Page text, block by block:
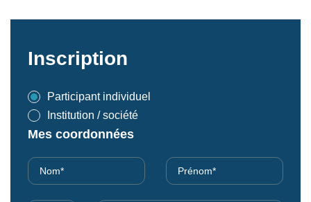
Inscription
Participant individuel
Institution / société
Mes coordonnées